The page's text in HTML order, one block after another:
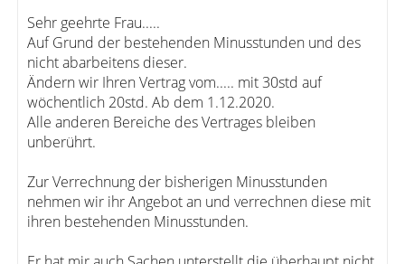
Sehr geehrte Frau.....
Auf Grund der bestehenden Minusstunden und des
nicht abarbeitens dieser.
Ändern wir Ihren Vertrag vom..... mit 30std auf
wöchentlich 20std. Ab dem 1.12.2020.
Alle anderen Bereiche des Vertrages bleiben
unberührt.
Zur Verrechnung der bisherigen Minusstunden
nehmen wir ihr Angebot an und verrechnen diese mit
ihren bestehenden Minusstunden.